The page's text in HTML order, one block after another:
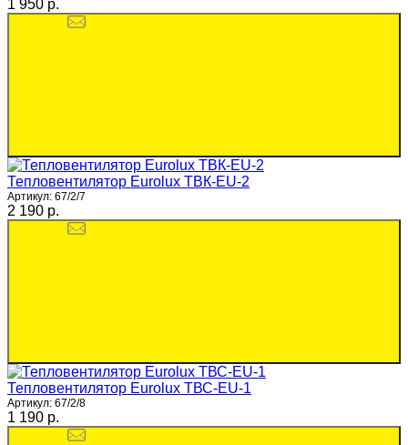
1 950 p.
Тепловентилятор Eurolux ТВК-EU-2
Артикул: 67/2/7
2 190 p.
Тепловентилятор Eurolux ТВС-EU-1
Артикул: 67/2/8
1 190 p.